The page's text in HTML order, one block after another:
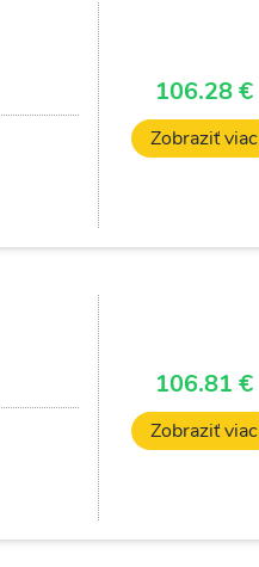
106.28 €
Zobraziť viac
106.81 €
Zobraziť viac